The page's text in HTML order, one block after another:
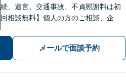
続、遺言、交通事故、不貞慰謝料は初
回相談無料】個人の方のご相談、企業
した。東京と同等のリーガルサービス
を出身地の札幌で提供いたします。本
店に他士業常駐。食品、医療、学校は
注力分野。
メールで面談予約